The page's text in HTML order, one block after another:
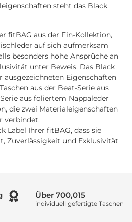
steht das Black
fitBAG aus der Fin-Kollektion,
auf sich aufmerksam
besonders hohe Ansprüche an
unter Beweis. Das Black
ausgezeichneten Eigenschaften
aus der Beat-Serie aus
aus foliertem Nappaleder
die zwei Materialeigenschaften
verbindet.
Label Ihrer fitBAG, dass sie
Zuverlässigkeit und Exklusivität
Über 900,019
individuell gefertigte Taschen